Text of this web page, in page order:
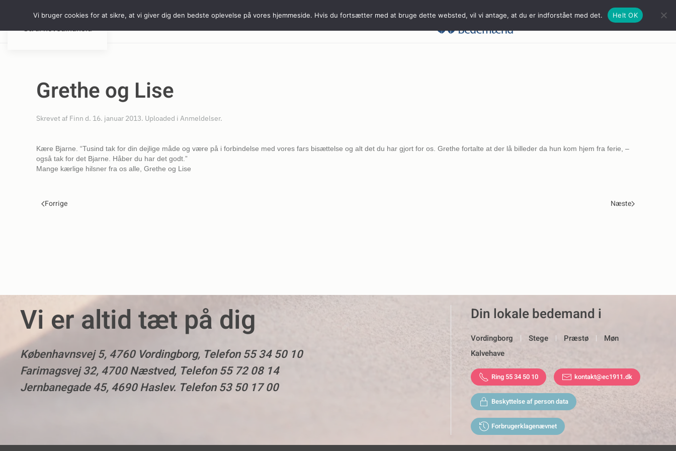
Vi hjælper medVærd at videOm osPris og RabatKontakt
Grethe og Lise
Skrevet af Finn d. 16. januar 2013. Uploaded i Anmeldelser.
Kære Bjarne. “Tusind tak for din dejlige måde og være på i forbindelse med vores fars bisættelse og alt det du har gjort for os. Grethe fortalte at der lå billeder da hun kom hjem fra ferie, –
også tak for det Bjarne. Håber du har det godt.”
Mange kærlige hilsner fra os alle, Grethe og Lise
Forrige Næste
Vi er altid tæt på dig
Københavnsvej 5, 4760 Vordingborg, Telefon 55 34 50 10
Farimagsvej 32, 4700 Næstved, Telefon 55 72 08 14
Jernbanegade 45, 4690 Haslev. Telefon 53 50 17 00
Din lokale bedemand i
Vordingborg Stege Præstø
Møn
Kalvehave
Ring 55 34 50 10 kontakt@ec1911.dk
Beskyttelse af person data
Forbrugerklagenævnet
Vi bruger cookies for at sikre, at vi giver dig den bedste oplevelse på vores hjemmeside. Hvis du fortsætter med at bruge dette websted, vil vi antage, at du er indforstået med det. Helt OK